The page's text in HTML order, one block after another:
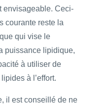
envisageable. Ceci-
courante reste la
qui vise le
puissance lipidique,
à utiliser de
à l’effort.
il est conseillé de ne